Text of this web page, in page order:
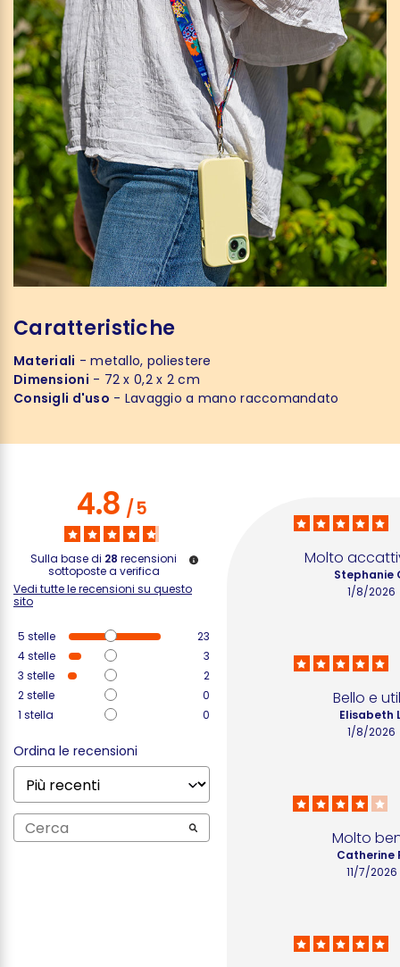
Caratteristiche
Materiali - metallo, poliestere
Dimensioni - 72 x 0,2 x 2 cm
Consigli d'uso - Lavaggio a mano raccomandato
4.8/5
Sulla base di 28 recensioni
sottoposte a verifica
Vedi tutte le recensioni su questo
sito
5 stelle
23
4stelle
3
3 stelle
2
2stelle
0
1 stella 0
Ordina le recensioni
Molto
1/8/2026
Stephanie
Bello e
1/8/2026
Elisabeth
Molto
11/7/2026
Catherine